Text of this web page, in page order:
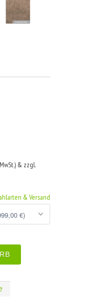
& zzgl.
& Versand